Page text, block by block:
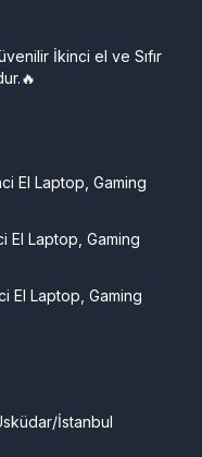
İkinci el ve Sıfır
El Laptop, Gaming
El Laptop, Gaming
El Laptop, Gaming
İstanbul